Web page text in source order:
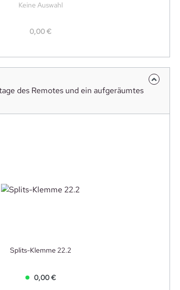
Keine Auswahl
0,00 €
des Remotes und ein aufgeräumtes
Splits-Klemme 22.2
0,00 €